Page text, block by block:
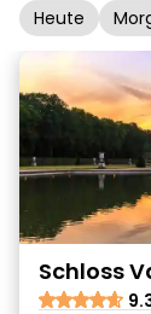
Heute
Schloss